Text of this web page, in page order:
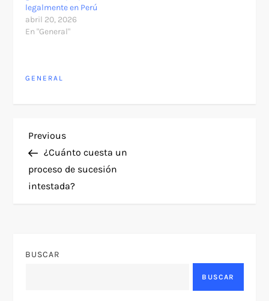
legalmente en Perú
abril 20, 2026
En "General"
GENERAL
N
a
v
g
Previous
Post
Previous
¿Cuánto cuesta un
proceso de sucesión
intestada?
BUSCAR
BUSCAR